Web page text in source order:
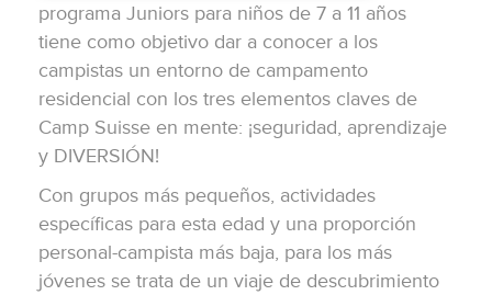
programa Juniors para niños de 7 a 11 años
tiene como objetivo dar a conocer a los
campistas un entorno de campamento
residencial con los tres elementos claves de
Camp Suisse en mente: ¡seguridad, aprendizaje
y DIVERSIÓN!
Con grupos más pequeños, actividades
específicas para esta edad y una proporción
personal-campista más baja, para los más
jóvenes se trata de un viaje de descubrimiento